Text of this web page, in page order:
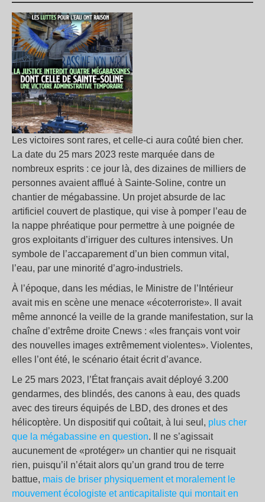
Les victoires sont rares, et celle-ci aura coûté bien cher.
La date du 25 mars 2023 reste marquée dans de
nombreux esprits : ce jour là, des dizaines de milliers de
personnes avaient afflué à Sainte-Soline, contre un
chantier de mégabassine. Un projet absurde de lac
artificiel couvert de plastique, qui vise à pomper l’eau de
la nappe phréatique pour permettre à une poignée de
gros exploitants d’irriguer des cultures intensives. Un
symbole de l’accaparement d’un bien commun vital,
l’eau, par une minorité d’agro-industriels.
À l’époque, dans les médias, le Ministre de l’Intérieur
avait mis en scène une menace «écoterroriste». Il avait
même annoncé la veille de la grande manifestation, sur la
chaîne d’extrême droite Cnews : «les français vont voir
des nouvelles images extrêmement violentes». Violentes,
elles l’ont été, le scénario était écrit d’avance.
Le 25 mars 2023, l’État français avait déployé 3.200
gendarmes, des blindés, des canons à eau, des quads
avec des tireurs équipés de LBD, des drones et des
hélicoptère. Un dispositif qui coûtait, à lui seul, plus cher
que la mégabassine en question. Il ne s’agissait
aucunement de «protéger» un chantier qui ne risquait
rien, puisqu’il n’était alors qu’un grand trou de terre
battue, mais de briser physiquement et moralement le
mouvement écologiste et anticapitaliste qui montait en